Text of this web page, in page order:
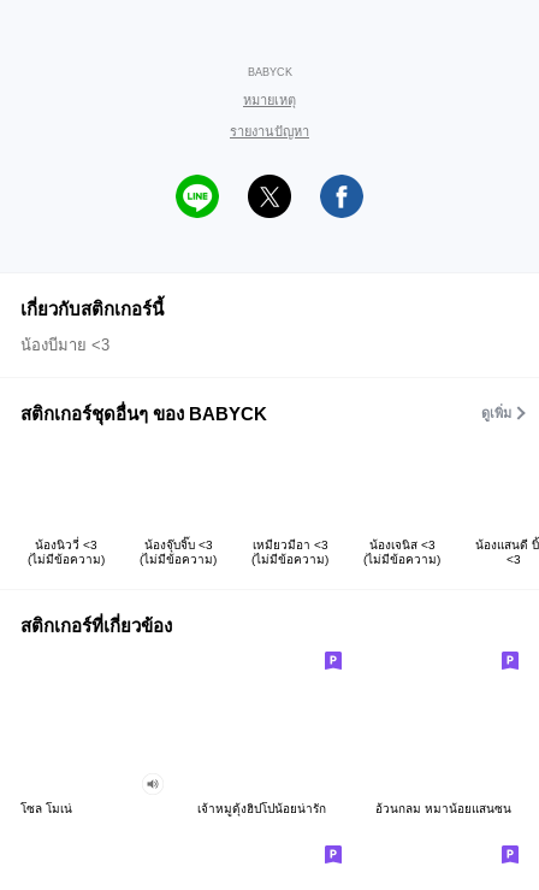
BABYCK
หมายเหตุ
รายงานปัญหา
เกี่ยวกับสติกเกอร์นี้
น้องบีมาย <3
สติกเกอร์ชุดอื่นๆ ของ BABYCK ดูเพิ่ม
น้องนิววี่ <3
(ไม่มีข้อความ)
น้องจุ๊บจิ๊บ <3
(ไม่มีข้อความ)
เหมียวมีอา <3
(ไม่มีข้อความ)
น้องเจนิส <3
(ไม่มีข้อความ)
น้องแสนดี
<3
สติกเกอร์ที่เกี่ยวข้อง
โซล โมเน่ เจ้าหมูดุ้งฮิปโปน้อยน่ารัก อ้วนกลม หมาน้อยแสนซน